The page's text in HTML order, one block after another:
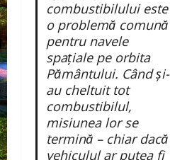
combustibilului este
o problemă comună
pentru navele
spațiale pe orbita
Pământului. Când și-
au cheltuit tot
combustibilul,
misiunea lor se
termină – chiar dacă
vehiculul ar putea fi